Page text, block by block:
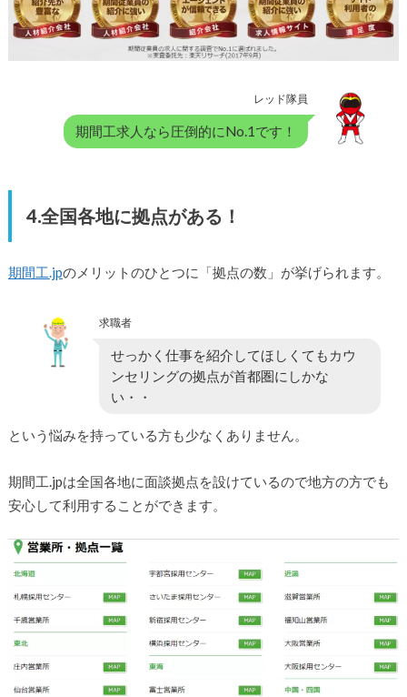
レッド隊員
期間工求人なら圧倒的にNo.1です！
4.全国各地に拠点がある！
期間工.jpのメリットのひとつに「拠点の数」が挙げられます。
求職者
せっかく仕事を紹介してほしくてもカウ
ンセリングの拠点が首都圏にしかな
い・・
という悩みを持っている方も少なくありません。
期間工.jpは全国各地に面談拠点を設けているので地方の方でも
安心して利用することができます。